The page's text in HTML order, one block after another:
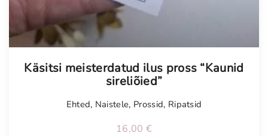
Käsitsi meisterdatud ilus pross “Kaunid
sireliõied”
Ehted, Naistele, Prossid, Ripatsid
16,00 €